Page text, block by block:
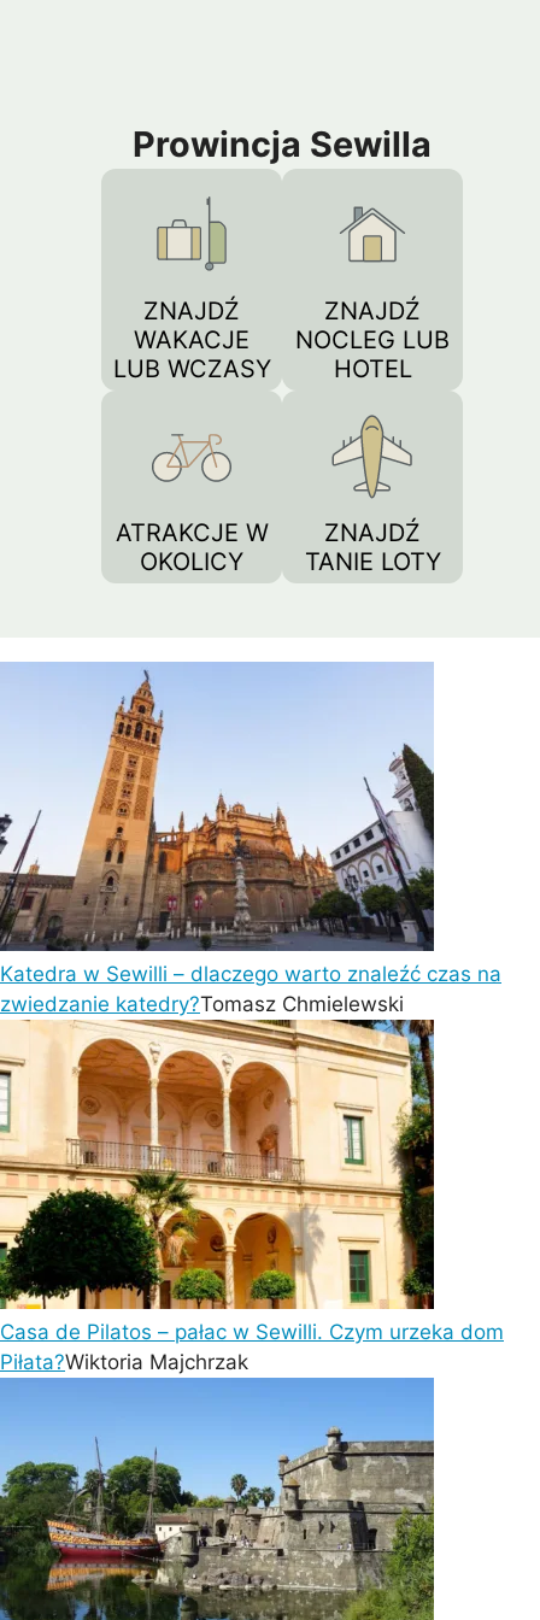
Prowincja Sewilla
ZNAJDŹ
WAKACJE
LUB WCZASY
ZNAJDŹ
NOCLEG LUB
HOTEL
ATRAKCJE W
OKOLICY
ZNAJDŹ
TANIE LOTY
Katedra w Sewilli – dlaczego warto znaleźć czas na
zwiedzanie katedry?Tomasz Chmielewski
Casa de Pilatos – pałac w Sewilli. Czym urzeka dom
Piłata?Wiktoria Majchrzak